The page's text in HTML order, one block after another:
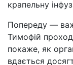
крапельну
Попереду —
Тимофій
покаже, як
вдається